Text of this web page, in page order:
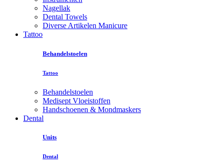
Nagellak
Dental Towels
Diverse Artikelen Manicure
Tattoo
Behandelstoelen
Tattoo
Behandelstoelen
Medisept Vloeistoffen
Handschoenen & Mondmaskers
Dental
Units
Dental